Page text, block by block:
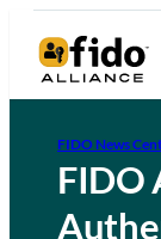
FIDO News
FIDO